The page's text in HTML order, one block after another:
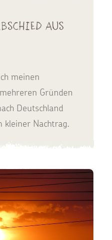
aus
meinen
Gründen
Deutschland
kleiner Nachtrag.